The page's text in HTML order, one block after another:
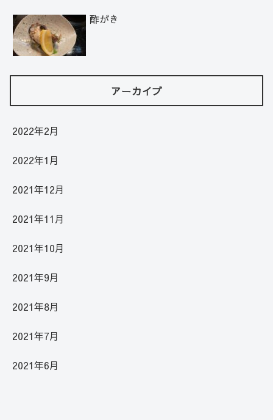
酢がき
アーカイブ
2022年2月
2022年1月
2021年12月
2021年11月
2021年10月
2021年9月
2021年8月
2021年7月
2021年6月